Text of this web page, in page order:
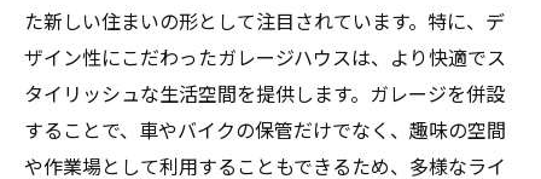
た新しい住まいの形として注目されています。特に、デ
ザイン性にこだわったガレージハウスは、より快適でス
タイリッシュな生活空間を提供します。ガレージを併設
することで、車やバイクの保管だけでなく、趣味の空間
や作業場として利用することもできるため、多様なライ